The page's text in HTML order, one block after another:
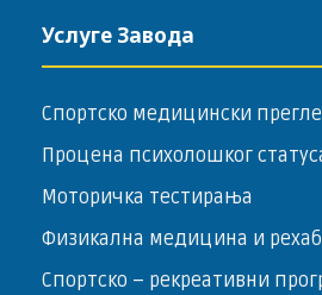
Услуге Завода
Спортско медицински
Процена психолошког
Моторичка тестирања
Физикална медицина и
Спортско – ­рекреативни